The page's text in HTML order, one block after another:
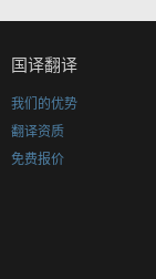
国译翻译
我们的优势
翻译资质
免费报价